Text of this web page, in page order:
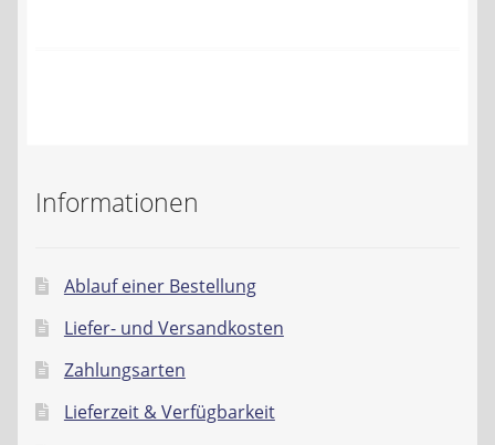
Datenschutzerklärung
Informationen
Ablauf einer Bestellung
Liefer- und Versandkosten
Zahlungsarten
Lieferzeit & Verfügbarkeit